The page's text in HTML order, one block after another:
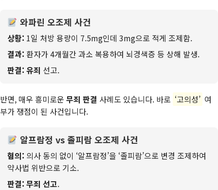
와파린 오조제 사건
상황: 1일 처방 용량이 7.5mg인데 3mg으로 적게 조제함.
결과: 환자가 4개월간 과소 복용하여 뇌경색증 등 상해 발생.
판결: 유죄 선고.
반면, 매우 흥미로운 무죄 판결 사례도 있습니다. 바로 ‘고의성’ 여
부가 쟁점이 된 사건입니다.
알프람정 vs 졸피람 오조제 사건
혐의: 의사 동의 없이 ‘알프람정’을 ‘졸피람’으로 변경 조제하여
약사법 위반으로 기소.
판결: 무죄 선고.